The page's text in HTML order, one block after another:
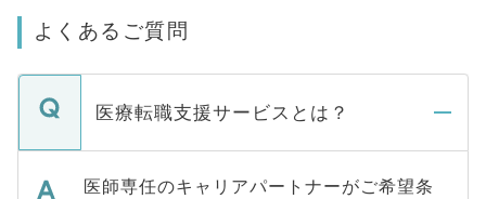
よくあるご質問
医療転職支援サービスとは？
医師専任のキャリアパートナーがご希望条